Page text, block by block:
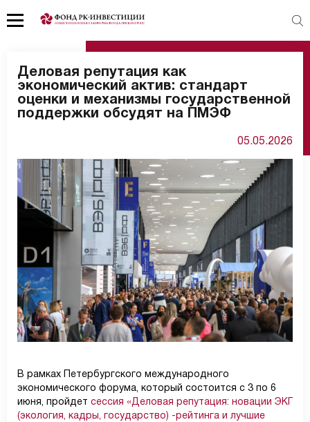
Деловая репутация как
экономический актив: стандарт
оценки и механизмы государственной
поддержки обсудят на ПМЭФ
05.05.2026
В рамках Петербургского международного
экономического форума, который состоится с 3 по 6
июня, пройдет сессия «Деловая репутация: новации ЭКГ
(экология, кадры, государство) -рейтинга и лучшие